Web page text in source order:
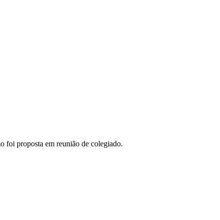
proposta em reunião de colegiado.